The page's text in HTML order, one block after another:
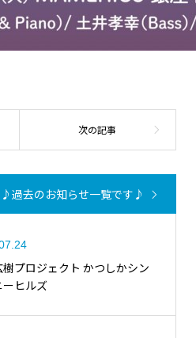
過去のお知らせ一覧です♪
樹プロジェクト かつしかシン
ーヒルズ